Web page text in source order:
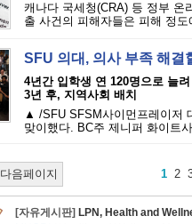
캐나다 국세청(CRA) 등 정부 온
출 사건의 피해자들은 피해 정
SFU 의대, 의사 부족 해
4년간 입학생 연 120명으로 늘려
3년 후, 지역사회 배치
▲ /SFU SFSM사이먼프레이저
맞이했다. BC주 제니퍼 화이트
다음페이지 1 2